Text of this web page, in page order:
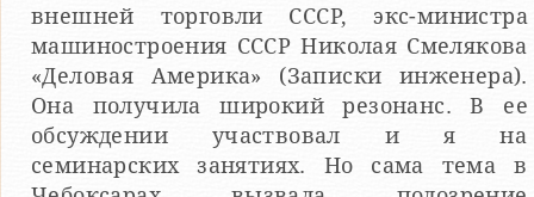
внешней торговли СССР, экс-министра
машиностроения СССР Николая Смелякова
«Деловая Америка» (Записки инженера).
Она получила широкий резонанс. В ее
обсуждении участвовал и я на
семинарских занятиях. Но сама тема в